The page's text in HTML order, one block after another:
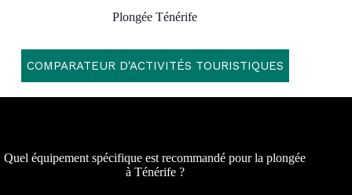
Plongée Ténérife
COMPARATEUR D'ACTIVITÉS TOURISTIQUES
Quel équipement spécifique est recommandé pour la plongée
à Ténérife ?